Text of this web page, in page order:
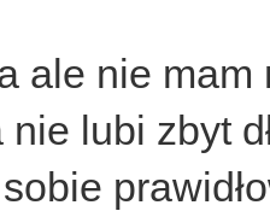
ale nie
lubi zbyt